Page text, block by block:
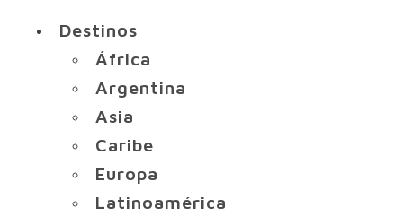
Destinos
África
Argentina
Asia
Caribe
Europa
Latinoamérica